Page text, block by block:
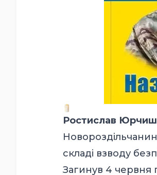
Ростислав
складі взводу
Загинув 4 червня